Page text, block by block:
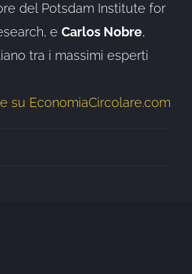
del Potsdam Institute for
e Carlos Nobre,
tra i massimi esperti
su EconomiaCircolare.com